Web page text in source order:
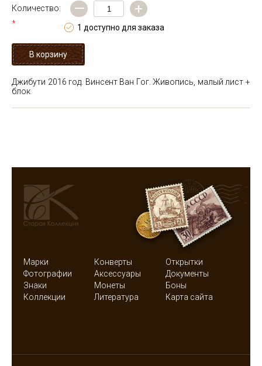
Количество:
*
— +
1 доступно для заказа
Джибути 2016 год. Винсент Ван Гог. Живопись, малый лист +
блок
Марки Конверты
Открытки
Фотографии
Аксессуары
Документы
Знаки
Монеты
Боны
Коллекции
Литература Карта сайта